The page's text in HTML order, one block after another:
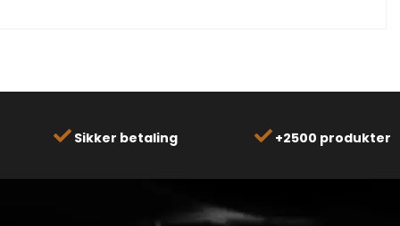
Sikker betaling +2500 produkter